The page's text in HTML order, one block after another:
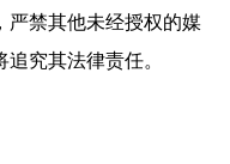
严禁其他未经授权的媒
究其法律责任。